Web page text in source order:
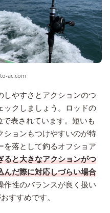
ac.com
しやすさとアクションのつ
ックしましょう。ロッドの
表されています。短いも
ションもつけやすいのが特
落として釣るオフショア
ると大きなアクションがつ
んだ際に対応しづらい場合
作性のバランスが良く扱い
すすめです。